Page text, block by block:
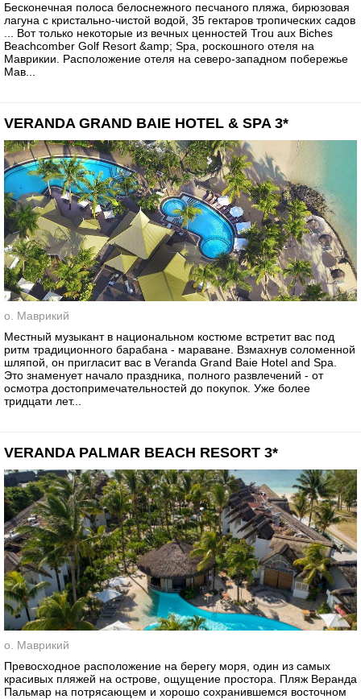
Бесконечная полоса белоснежного песчаного пляжа, бирюзовая
лагуна с кристально-чистой водой, 35 гектаров тропических садов
... Вот только некоторые из вечных ценностей Trou aux Biches
Beachcomber Golf Resort &amp; Spa, роскошного отеля на
Маврикии. Расположение отеля на северо-западном побережье
Мав...
VERANDA GRAND BAIE HOTEL & SPA 3*
о. Маврикий
Местный музыкант в национальном костюме встретит вас под
ритм традиционного барабана - мараване. Взмахнув соломенной
шляпой, он пригласит вас в Veranda Grand Baie Hotel and Spa.
Это знаменует начало праздника, полного развлечений - от
осмотра достопримечательностей до покупок. Уже более
тридцати лет...
VERANDA PALMAR BEACH RESORT 3*
о. Маврикий
Превосходное расположение на берегу моря, один из самых
красивых пляжей на острове, ощущение простора. Пляж Веранда
Пальмар на потрясающем и хорошо сохранившемся восточном